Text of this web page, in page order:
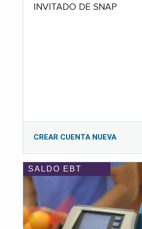
INVITADO DE SNAP
CREAR CUENTA NUEVA
SALDO EBT